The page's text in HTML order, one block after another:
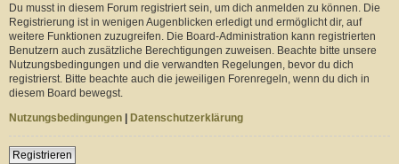
Du musst in diesem Forum registriert sein, um dich anmelden zu können. Die
Registrierung ist in wenigen Augenblicken erledigt und ermöglicht dir, auf
weitere Funktionen zuzugreifen. Die Board-Administration kann registrierten
Benutzern auch zusätzliche Berechtigungen zuweisen. Beachte bitte unsere
Nutzungsbedingungen und die verwandten Regelungen, bevor du dich
registrierst. Bitte beachte auch die jeweiligen Forenregeln, wenn du dich in
diesem Board bewegst.
Nutzungsbedingungen | Datenschutzerklärung
Registrieren